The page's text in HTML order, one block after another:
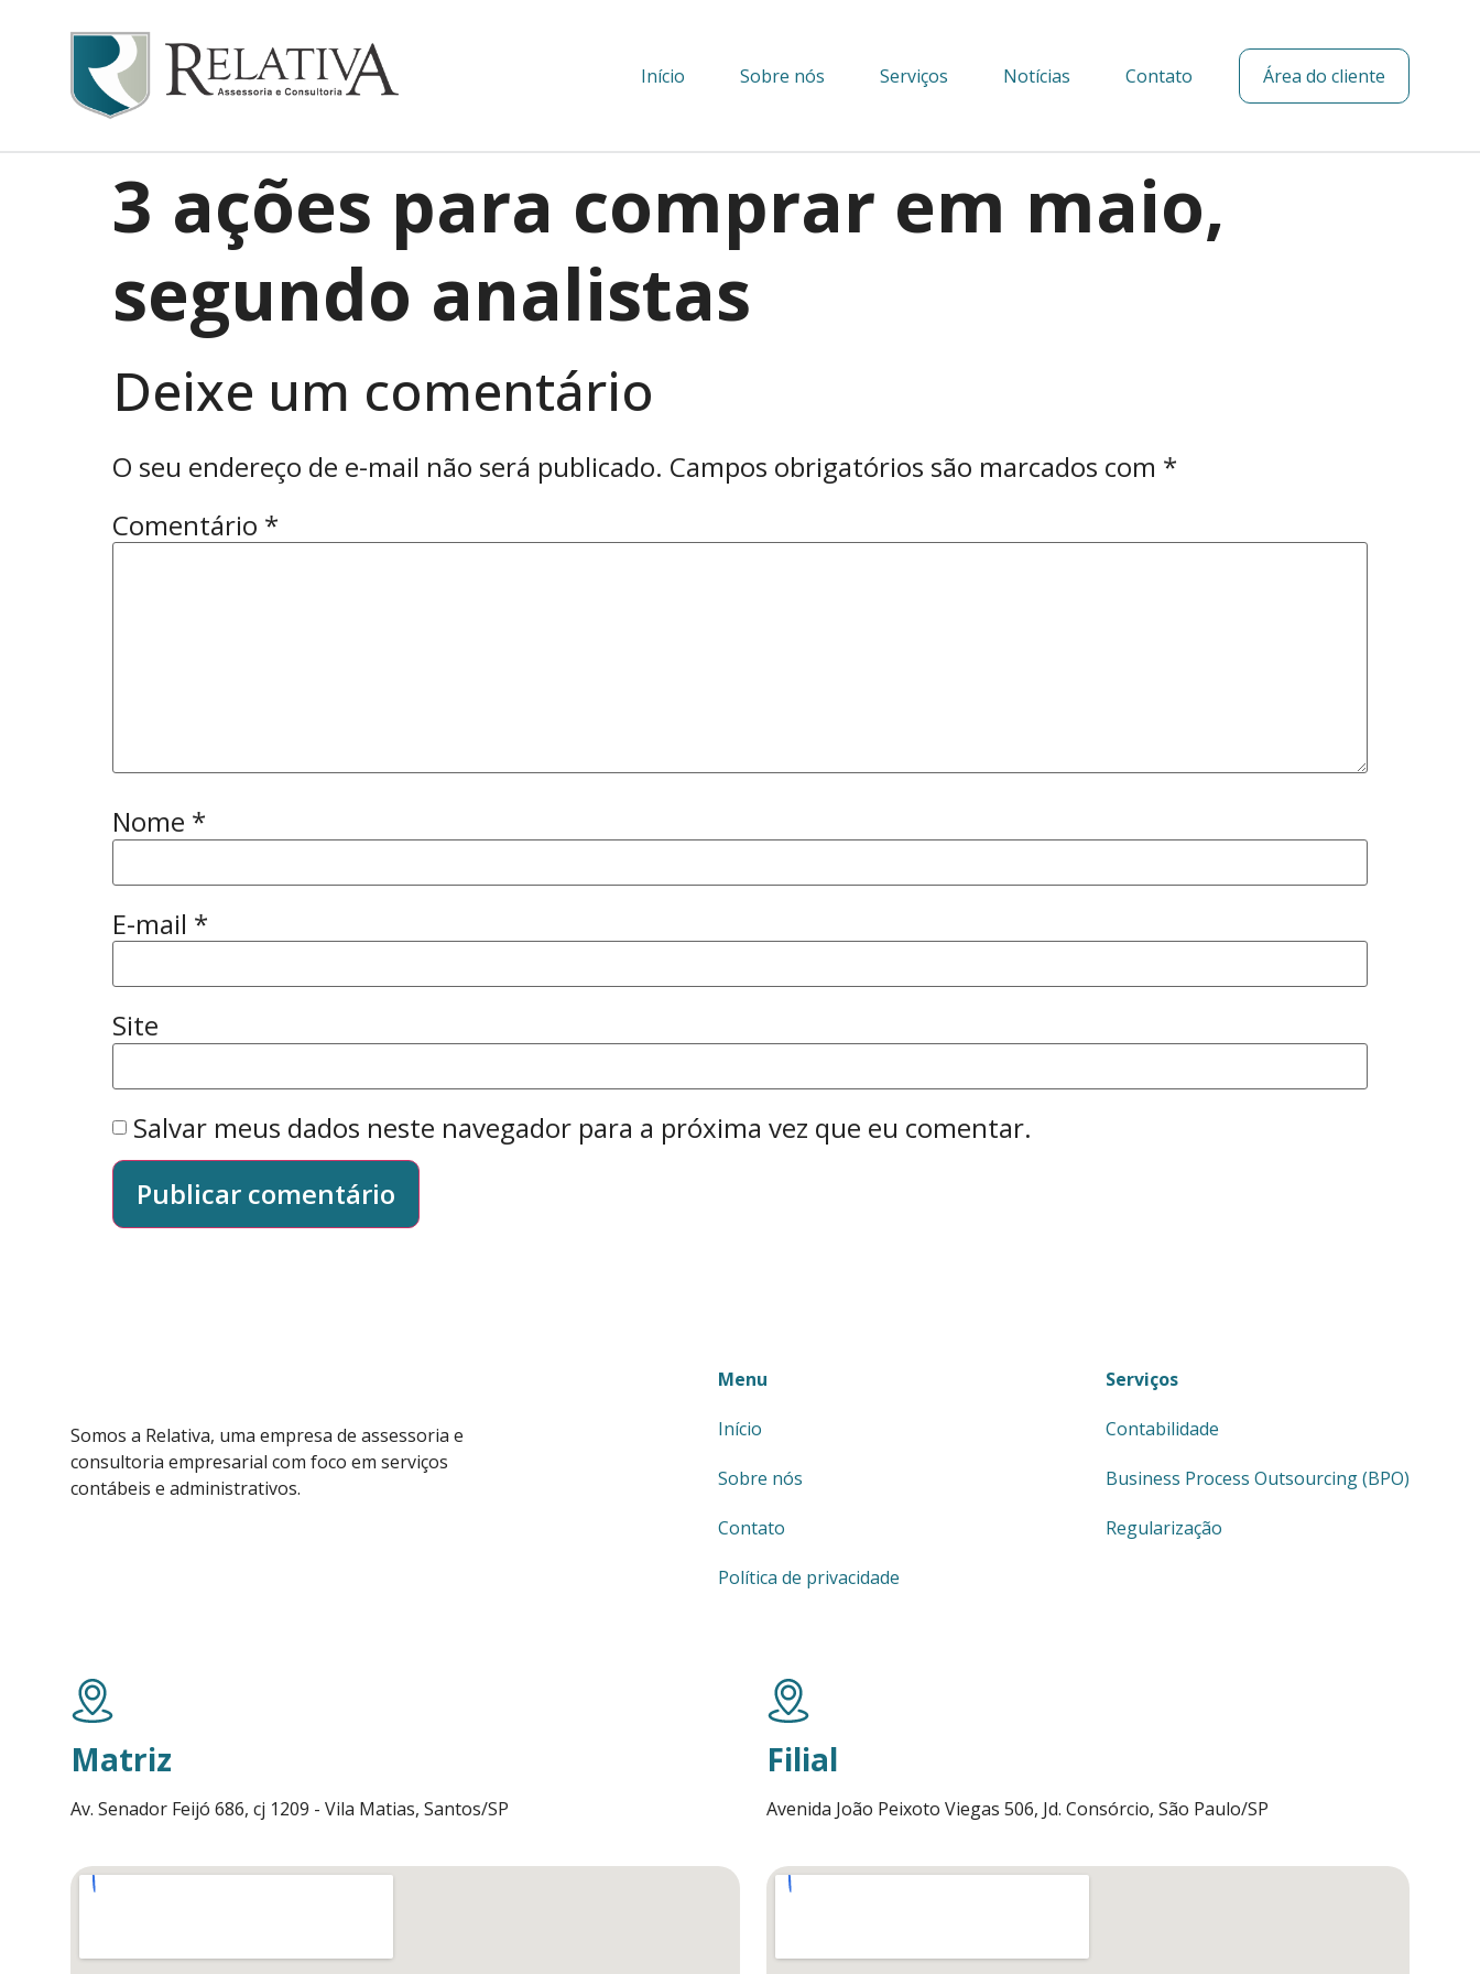
Área do cliente
Início Sobre nós Serviços Notícias Contato
3 ações para comprar em maio,
segundo analistas
Deixe um comentário
O seu endereço de e-mail não será publicado. Campos obrigatórios são marcados com *
Comentário *
Nome *
E-mail *
Site
Salvar meus dados neste navegador para a próxima vez que eu comentar.
Somos a Relativa, uma empresa de assessoria e
consultoria empresarial com foco em serviços
contábeis e administrativos.
Menu
Início
Sobre nós
Contato
Política de privacidade
Serviços
Contabilidade
Business Process Outsourcing (BPO)
Regularização
Matriz
Av. Senador Feijó 686, cj 1209 - Vila Matias, Santos/SP
Filial
Avenida João Peixoto Viegas 506, Jd. Consórcio, São Paulo/SP